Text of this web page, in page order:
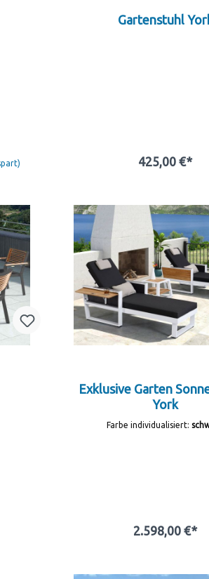
Gartenstuhl
425,00 €*
Exklusive Garten
York
Farbe individualisiert:
2.598,00 €*